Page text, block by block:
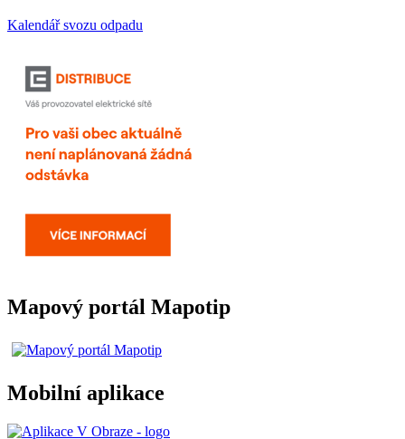
Kalendář svozu odpadu
Mapový portál Mapotip
Mobilní aplikace